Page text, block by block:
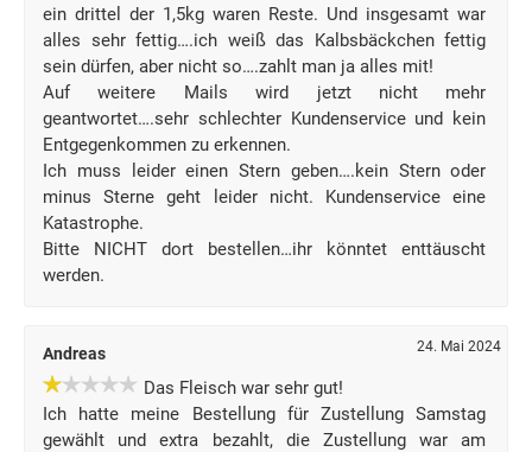
ein drittel der 1,5kg waren Reste. Und insgesamt war
alles sehr fettig….ich weiß das Kalbsbäckchen fettig
sein dürfen, aber nicht so….zahlt man ja alles mit!
Auf weitere Mails wird jetzt nicht mehr
geantwortet….sehr schlechter Kundenservice und kein
Entgegenkommen zu erkennen.
Ich muss leider einen Stern geben….kein Stern oder
minus Sterne geht leider nicht. Kundenservice eine
Katastrophe.
Bitte NICHT dort bestellen…ihr könntet enttäuscht
werden.
Andreas 24. Mai 2024
Das Fleisch war sehr gut!
Ich hatte meine Bestellung für Zustellung Samstag
gewählt und extra bezahlt, die Zustellung war am